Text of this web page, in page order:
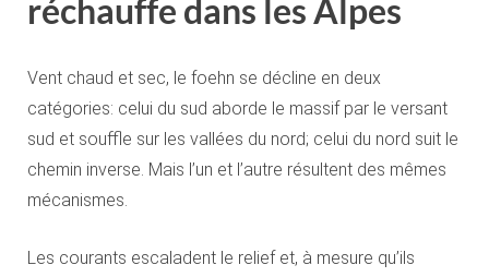
réchauffe dans les Alpes
Vent chaud et sec, le foehn se décline en deux
catégories: celui du sud aborde le massif par le versant
sud et souffle sur les vallées du nord; celui du nord suit le
chemin inverse. Mais l’un et l’autre résultent des mêmes
mécanismes.
Les courants escaladent le relief et, à mesure qu’ils